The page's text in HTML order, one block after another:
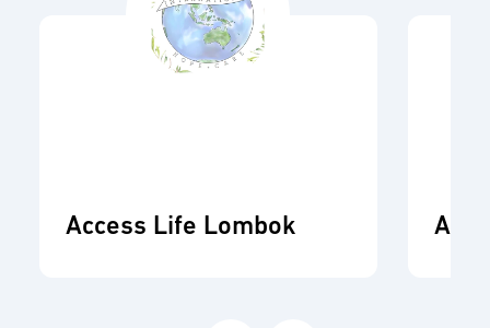
Access Life Lombok